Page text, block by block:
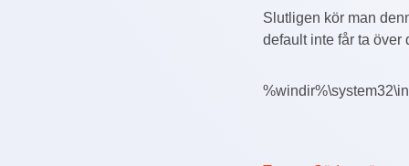
Slutligen kör man
default inte får ta